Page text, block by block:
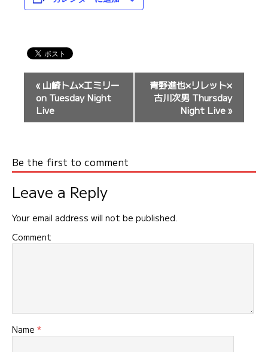
ト
ビ
ゲ
ー
ョ
ン
« 山崎トム×エミリー
on Tuesday Night
Live
青野進也×リレット×
古川次男 Thursday
Night Live»
Be the first to comment
Leave a Reply
Your email address will not be published.
Comment
Name *